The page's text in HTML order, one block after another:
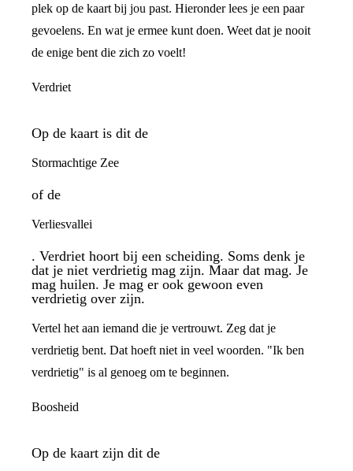
plek op de kaart bij jou past. Hieronder lees je een paar
gevoelens. En wat je ermee kunt doen. Weet dat je nooit
de enige bent die zich zo voelt!
Verdriet
Op de kaart is dit de
Stormachtige Zee
of de
Verliesvallei
. Verdriet hoort bij een scheiding. Soms denk je
dat je niet verdrietig mag zijn. Maar dat mag. Je
mag huilen. Je mag er ook gewoon even
verdrietig over zijn.
Vertel het aan iemand die je vertrouwt. Zeg dat je
verdrietig bent. Dat hoeft niet in veel woorden. "Ik ben
verdrietig" is al genoeg om te beginnen.
Boosheid
Op de kaart zijn dit de